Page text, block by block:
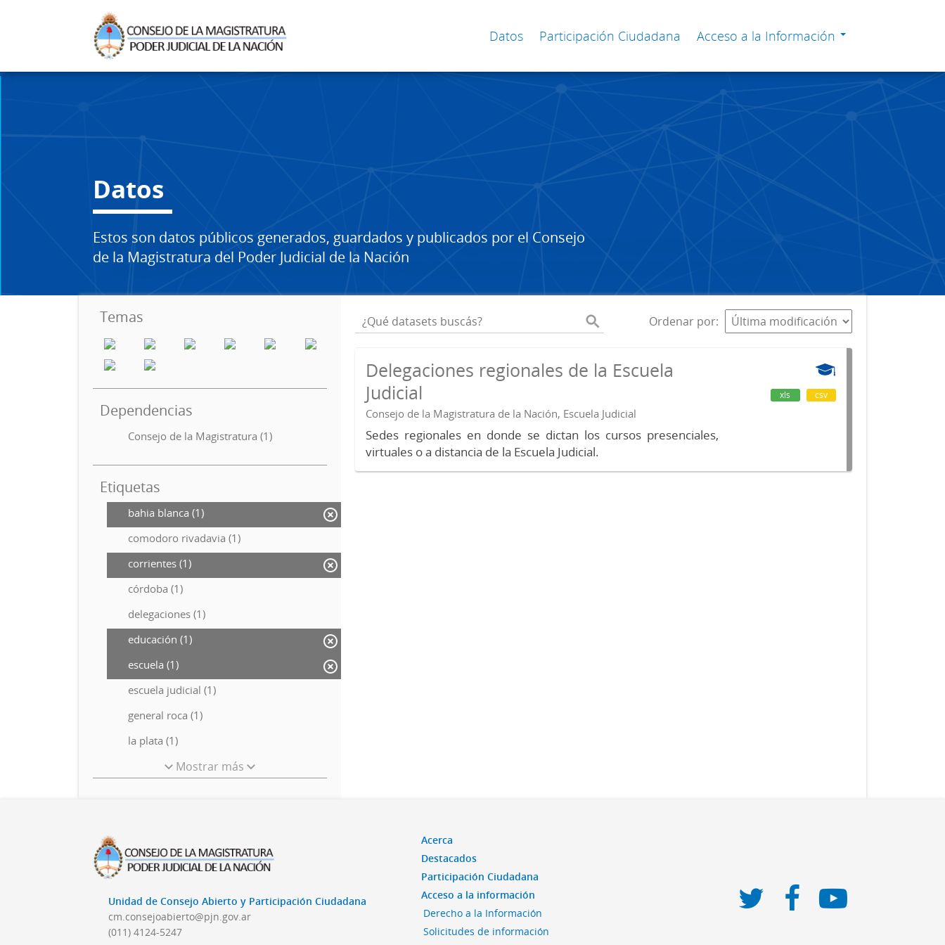
Datos Participación Ciudadana Acceso a la Información
Datos
Estos son datos públicos generados, guardados y publicados por el Consejo
de la Magistratura del Poder Judicial de la Nación
Temas
Dependencias
Consejo de la Magistratura (1)
Etiquetas
bahia blanca (1)
comodoro rivadavia (1)
corrientes (1)
córdoba (1)
delegaciones (1)
educación (1)
escuela (1)
escuela judicial (1)
general roca (1)
la plata (1)
Mostrar más
Ordenar por
Delegaciones regionales de la Escuela
Judicial
Consejo de la Magistratura de la Nación, Escuela Judicial
Sedes regionales en donde se dictan los cursos presenciales,
virtuales o a distancia de la Escuela Judicial.
xls csv
Unidad de Consejo Abierto y Participación Ciudadana
cm.consejoabierto@pjn.gov.ar
(011) 4124-5247
Acerca
Destacados
Participación Ciudadana
Acceso a la información
Derecho a la Información
Solicitudes de información